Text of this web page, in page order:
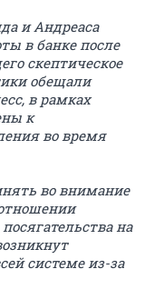
и Андреаса
в банке после
скептическое
обещали
в рамках
к
во время
во внимание
на
системе из-за